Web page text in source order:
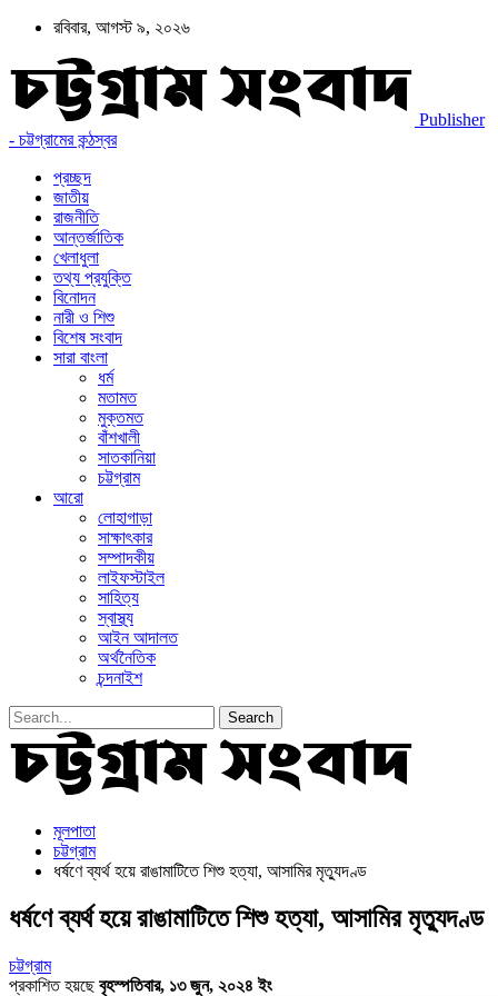
রবিবার, আগস্ট ৯, ২০২৬
Publisher
- চট্টগ্রামের কন্ঠস্বর
প্রচ্ছদ
জাতীয়
রাজনীতি
আন্তর্জাতিক
খেলাধুলা
তথ্য প্রযুক্তি
বিনোদন
নারী ও শিশু
বিশেষ সংবাদ
সারা বাংলা
ধর্ম
মতামত
মুক্তমত
বাঁশখালী
সাতকানিয়া
চট্টগ্রাম
আরো
লোহাগাড়া
সাক্ষাৎকার
সম্পাদকীয়
লাইফস্টাইল
সাহিত্য
স্বাস্থ্য
আইন আদালত
অর্থনৈতিক
চন্দনাইশ
মূলপাতা
চট্টগ্রাম
ধর্ষণে ব্যর্থ হয়ে রাঙামাটিতে শিশু হত্যা, আসামির মৃত্যুদণ্ড
ধর্ষণে ব্যর্থ হয়ে রাঙামাটিতে শিশু হত্যা, আসামির মৃত্যুদণ্ড
চট্টগ্রাম
প্রকাশিত হয়ছেবৃহস্পতিবার, ১৩ জুন, ২০২৪ ইং